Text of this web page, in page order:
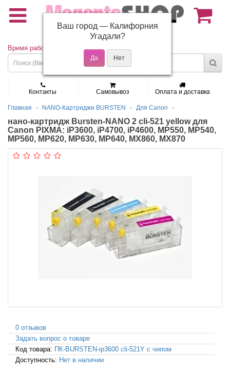
(495) 150-01-37
Время работы: Пн - Пт 9:30 - 19:00
Контакты Самовывоз Оплата и доставка
Главная NANO-Картриджи BURSTEN Для Canon
нано-картридж Bursten-NANO 2 cli-521 yellow для
Canon PIXMA: iP3600, iP4700, iP4600, MP550, MP540,
MP560, MP620, MP630, MP640, MX860, MX870
0 отзывов
Задать вопрос о товаре
Код товара: ПК-BURSTEN-ip3600 cli-521Y с чипом
Доступность: Нет в наличии
Ваш город — Калифорния
Угадали?